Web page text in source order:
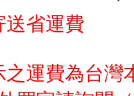
送省運費
之運費為台灣